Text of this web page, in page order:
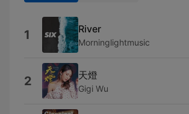
1 River
Morninglightmusic
2 天燈
Gigi Wu